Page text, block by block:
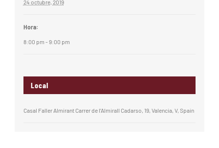
24 octubre, 2019
Hora:
8:00 pm - 9:00 pm
Local
Casal Faller Almirant Carrer de l’Almirall Cadarso, 19, Valencia, V, Spain